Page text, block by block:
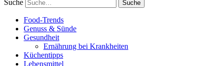
Suche
Food-Trends
Genuss & Sünde
Gesundheit
Ernährung bei Krankheiten
Küchentipps
Lebensmittel